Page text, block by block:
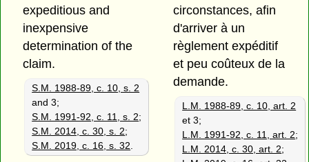
expeditious and
inexpensive
determination of the
claim.
S.M. 1988-89, c. 10, s. 2
and 3;
S.M. 1991-92, c. 11, s. 2;
S.M. 2014, c. 30, s. 2;
S.M. 2019, c. 16, s. 32.
circonstances, afin
d'arriver à un
règlement expéditif
et peu coûteux de la
demande.
L.M. 1988-89, c. 10, art. 2
et 3;
L.M. 1991-92, c. 11, art. 2;
L.M. 2014, c. 30, art. 2;